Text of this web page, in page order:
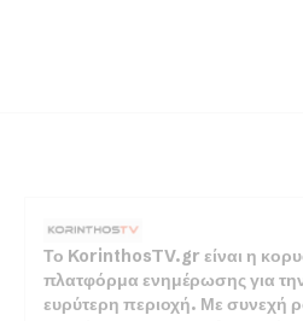
Το KorinthosTV.gr είναι η
πλατφόρμα ενημέρωσης για την
ευρύτερη περιοχή. Με συνεχή